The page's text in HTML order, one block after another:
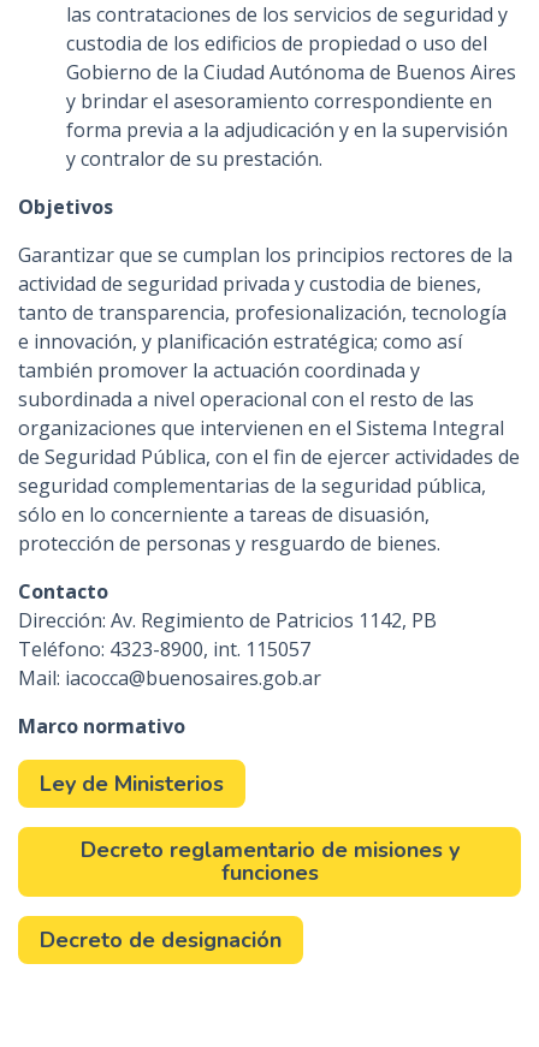
las contrataciones de los servicios de seguridad y
custodia de los edificios de propiedad o uso del
Gobierno de la Ciudad Autónoma de Buenos Aires
y brindar el asesoramiento correspondiente en
forma previa a la adjudicación y en la supervisión
y contralor de su prestación.
Objetivos
Garantizar que se cumplan los principios rectores de la
actividad de seguridad privada y custodia de bienes,
tanto de transparencia, profesionalización, tecnología
e innovación, y planificación estratégica; como así
también promover la actuación coordinada y
subordinada a nivel operacional con el resto de las
organizaciones que intervienen en el Sistema Integral
de Seguridad Pública, con el fin de ejercer actividades de
seguridad complementarias de la seguridad pública,
sólo en lo concerniente a tareas de disuasión,
protección de personas y resguardo de bienes.
Contacto
Dirección: Av. Regimiento de Patricios 1142, PB
Teléfono: 4323-8900, int. 115057
Mail: iacocca@buenosaires.gob.ar
Marco normativo
Ley de Ministerios
Decreto reglamentario de misiones y
funciones
Decreto de designación